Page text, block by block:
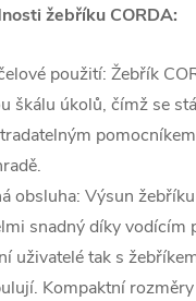
žebříku CORDA:
použití: Žebřík
škálu úkolů, čímž se
obsluha: Výsun
snadný díky vodícím
uživatelé tak s
Kompaktní